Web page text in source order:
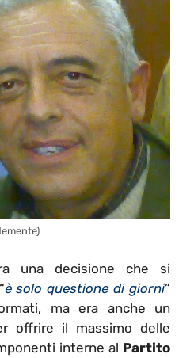
una decisione che si
è solo questione di giorni”
ma era anche un
offrire il massimo delle
interne al Partito